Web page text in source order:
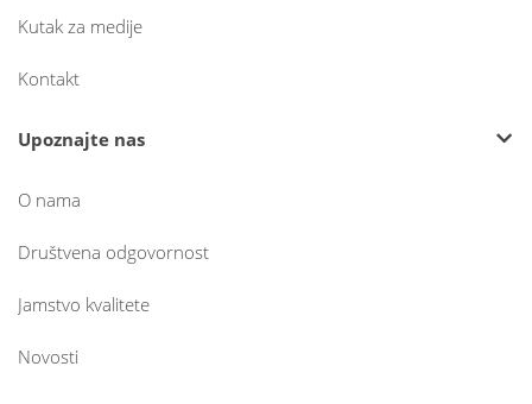
Kutak za medije
Kontakt
Upoznajte nas
O nama
Društvena odgovornost
Jamstvo kvalitete
Novosti